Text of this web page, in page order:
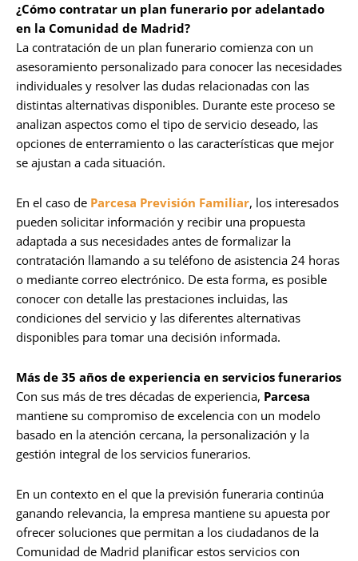
¿Cómo contratar un plan funerario por adelantado
en la Comunidad de Madrid?
La contratación de un plan funerario comienza con un
asesoramiento personalizado para conocer las necesidades
individuales y resolver las dudas relacionadas con las
distintas alternativas disponibles. Durante este proceso se
analizan aspectos como el tipo de servicio deseado, las
opciones de enterramiento o las características que mejor
se ajustan a cada situación.
En el caso de Parcesa Previsión Familiar, los interesados
pueden solicitar información y recibir una propuesta
adaptada a sus necesidades antes de formalizar la
contratación llamando a su teléfono de asistencia 24 horas
o mediante correo electrónico. De esta forma, es posible
conocer con detalle las prestaciones incluidas, las
condiciones del servicio y las diferentes alternativas
disponibles para tomar una decisión informada.
Más de 35 años de experiencia en servicios funerarios
Con sus más de tres décadas de experiencia, Parcesa
mantiene su compromiso de excelencia con un modelo
basado en la atención cercana, la personalización y la
gestión integral de los servicios funerarios.
En un contexto en el que la previsión funeraria continúa
ganando relevancia, la empresa mantiene su apuesta por
ofrecer soluciones que permitan a los ciudadanos de la
Comunidad de Madrid planificar estos servicios con